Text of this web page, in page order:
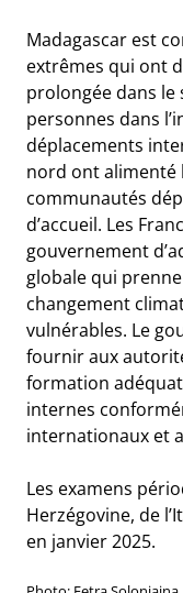
Madagascar est
extrêmes qui ont
prolongée dans le
personnes dans
déplacements
nord ont alimenté
communautés
d’accueil. Les
gouvernement
globale qui
changement
vulnérables. Le
fournir aux
formation
internes
internationaux et
Les examens
Herzégovine, de
en janvier 2025.